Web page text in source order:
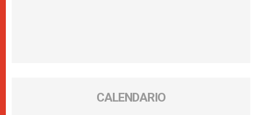
CALENDARIO